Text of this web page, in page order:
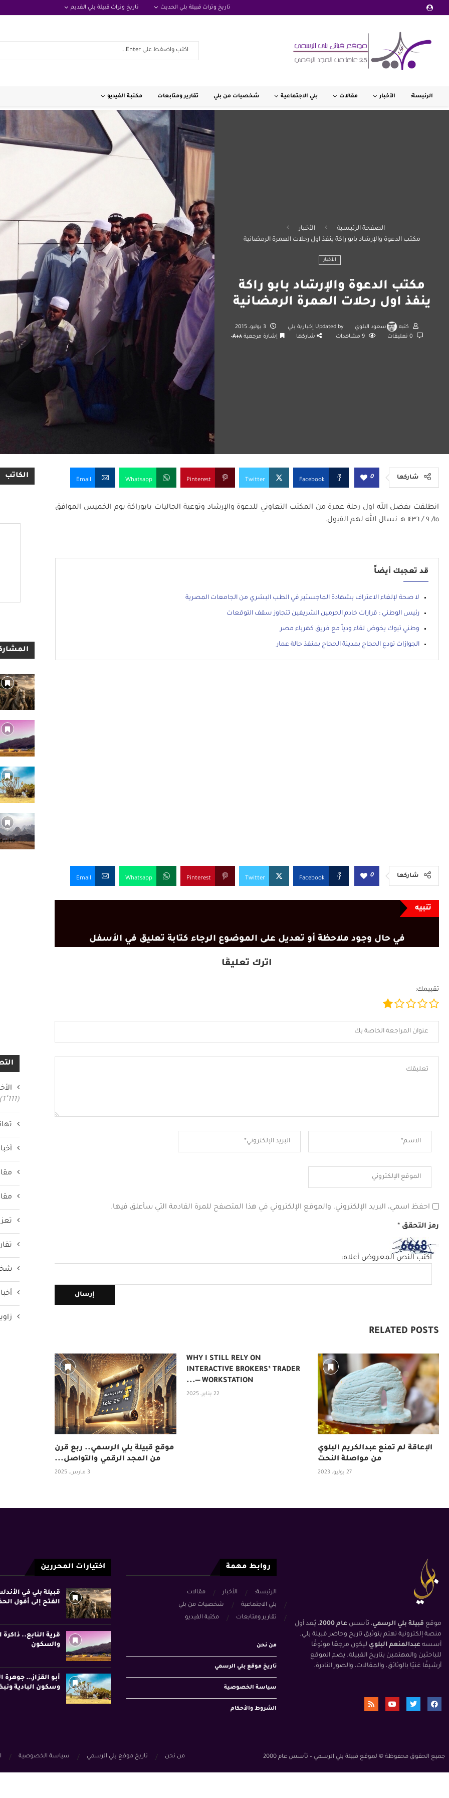
تاريخ وتراث قبيلة بلي الحديث تاريخ وتراث قبيلة بلي القديم
الرئيسة: الأخبار مقالات بلي الاجتماعية شخصيات من بلي تقارير ومتابعات مكتبة الفيديو
الصفحة الرئيسية
الأخبار
مكتب الدعوة والإرشاد بابو راكة ينفذ اول رحلات العمرة الرمضانية
الأخبار
مكتب الدعوة والإرشاد بابو راكة
ينفذ اول رحلات العمرة الرمضانية
كتبه سعود البلوي Updated by إخبارية بلي
3 يوليو، 2015
9 مشاهدات شاركها إشارة مرجعية A+A-
شاركها 0
Facebook
Twitter
Pinterest
Whatsapp
Email
انطلقت بفضل الله اول رحلة عمرة من المكتب التعاوني للدعوة والإرشاد وتوعية الجاليات بابوراكة يوم الخميس الموافق
١٥/ ٩ / ١٤٣٦ هـ
نسال الله لهم القبول.
قد تعجبك أيضاً
لا صحة لإلغاء الاعتراف بشهادة الماجستير في الطب البشري من الجامعات المصرية
رئيس الوطني : قرارات خادم الحرمين الشريفين تتجاوز سقف التوقعات
وطني تبوك يخوض لقاء ودياً مع فريق كهرباء مصر
الجوازات تودع الحجاج بمدينة الحجاج بمنفذ حالة عمار
شاركها 0
Facebook
Twitter
Pinterest
Whatsapp
Email
تنبيه
في حال وجود ملاحظة أو تعديل على الموضوع الرجاء كتابة تعليق في الأسفل
اترك تعليقًا
تقييمك:
احفظ اسمي، البريد الإلكتروني، والموقع الإلكتروني في هذا المتصفح للمرة القادمة التي سأعلق فيها.
رمز التحقق *
اكتب النص المعروض أعلاه:
RELATED POSTS
موقع قبيلة بلي الرسمي.. ربع قرن
من المجد الرقمي والتواصل...
3 مارس، 2025
WHY I STILL RELY ON
INTERACTIVE BROKERS’ TRADER
WORKSTATION —...
22 يناير، 2025
الإعاقة لم تمنع عبدالكريم البلوي
من مواصلة النحت
27 يوليو، 2023
الكاتب
(1٬111)
موقع قبيلة بلي الرسمي، تأسس عام 2000
، يُعد أول
منصة إلكترونية تهتم بتوثيق تاريخ وحاضر قبيلة بلي.
أسسه عبدالمنعم البلوي ليكون مرجعًا موثوقًا
للباحثين والمهتمين بتاريخ القبيلة. يضم الموقع
أرشيفًا غنيًا بالوثائق، والمقالات، والصور النادرة.
روابط مهمة
الرئيسة: الأخبار
مقالات
بلي الاجتماعية
شخصيات من بلي
تقارير ومتابعات
مكتبة الفيديو
من نحن
تاريخ موقع بلي الرسمي
سياسة الخصوصية
الشروط والأحكام
اختيارات المحررين
قبيلة بلي في
الفتح إلى أفول
قرية النابع.. ذاكرة
والسكون
أبو القزاز… جوهرة
وسكون البادية
جميع الحقوق محفوظة © لموقع قبيلة بلي الرسمي – تأسس عام 2000 من نحن تاريخ موقع بلي الرسمي سياسة الخصوصية